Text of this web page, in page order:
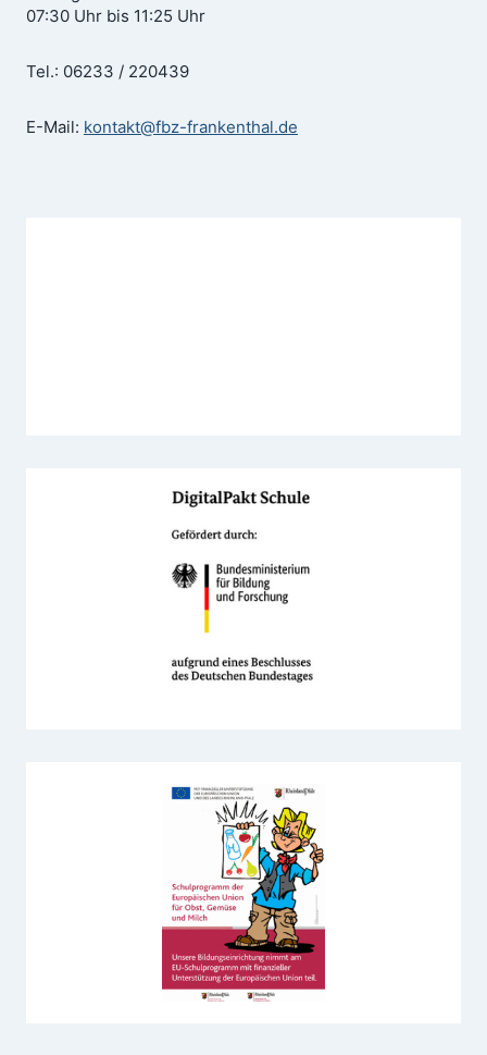
07:30 Uhr bis 11:25 Uhr
Tel.: 06233 / 220439
E-Mail: kontakt@fbz-frankenthal.de